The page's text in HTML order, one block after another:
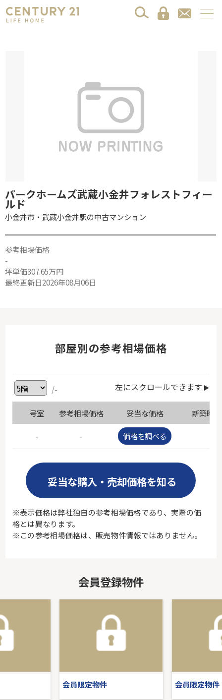
パークホームズ武蔵小金井フォレストフィー
ルド
小金井市・武蔵小金井駅の中古マンション
参考相場価格
-
坪単価307.65万円
最終更新日2026年08月06日
部屋別の参考相場価格
/- 左にスクロールできます
号室 参考相場価格 妥当な価格 新築時
- - 価格を調べる
妥当な購入・売却価格を知る
※表示価格は弊社独自の参考相場価格であり、実際の価
格とは異なります。
※この参考相場価格は、販売物件情報ではありません。
会員登録物件
会員限定物件 会員限定物件